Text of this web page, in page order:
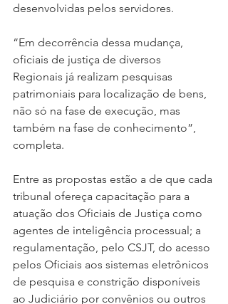
desenvolvidas pelos servidores.
“Em decorrência dessa mudança,
oficiais de justiça de diversos
Regionais já realizam pesquisas
patrimoniais para localização de bens,
não só na fase de execução, mas
também na fase de conhecimento”,
completa.
Entre as propostas estão a de que cada
tribunal ofereça capacitação para a
atuação dos Oficiais de Justiça como
agentes de inteligência processual; a
regulamentação, pelo CSJT, do acesso
pelos Oficiais aos sistemas eletrônicos
de pesquisa e constrição disponíveis
ao Judiciário por convênios ou outros